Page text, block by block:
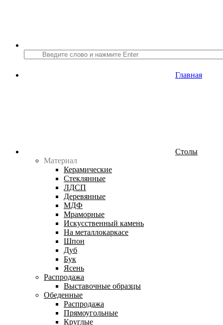
Главная
Столы
Материал
Керамические
Стеклянные
ЛДСП
Деревянные
МДФ
Мраморные
Искусственный камень
На металлокаркасе
Шпон
Дуб
Бук
Ясень
Распродажа
Выставочные образцы
Обеденные
Распродажа
Прямоугольные
Круглые